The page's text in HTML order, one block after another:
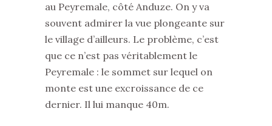
au Peyremale, côté Anduze. On y va
souvent admirer la vue plongeante sur
le village d’ailleurs. Le problème, c’est
que ce n’est pas véritablement le
Peyremale : le sommet sur lequel on
monte est une excroissance de ce
dernier. Il lui manque 40m.